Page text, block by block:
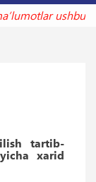
tartib-
xarid